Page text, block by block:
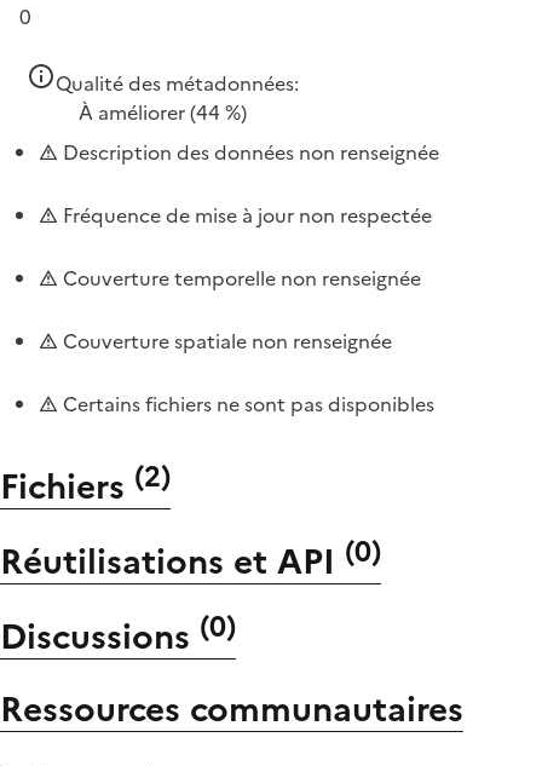
0
Qualité des métadonnées:
À améliorer(44 %)
Description des données non renseignée
Fréquence de mise à jour non respectée
Couverture temporelle non renseignée
Couverture spatiale non renseignée
Certains fichiers ne sont pas disponibles
Fichiers (2)
Réutilisations et API (0)
Discussions (0)
Ressources communautaires